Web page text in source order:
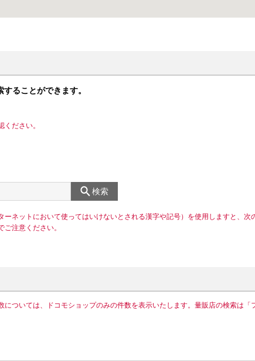
ることができます。
ださい。
検索
ーネットにおいて使ってはいけないとされる漢字や記号）を使用しますと、次
注意ください。
については、ドコモショップのみの件数を表示いたします。量販店の検索は「